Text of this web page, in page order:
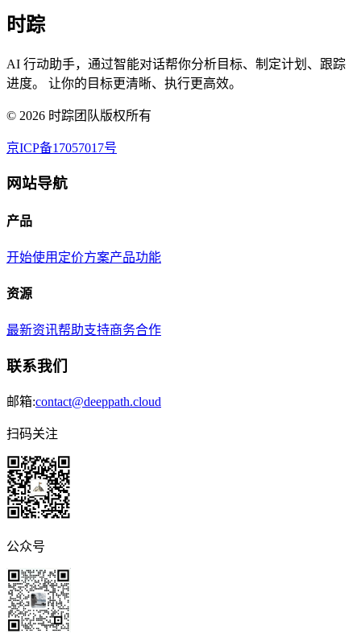
时踪
AI 行动助手，通过智能对话帮你分析目标、制定计划、跟踪
进度。 让你的目标更清晰、执行更高效。
© 2026 时踪团队版权所有
京ICP备17057017号
网站导航
产品
开始使用 定价方案产品功能
资源
最新资讯帮助支持商务合作
联系我们
邮箱:contact@deeppath.cloud
扫码关注
公众号